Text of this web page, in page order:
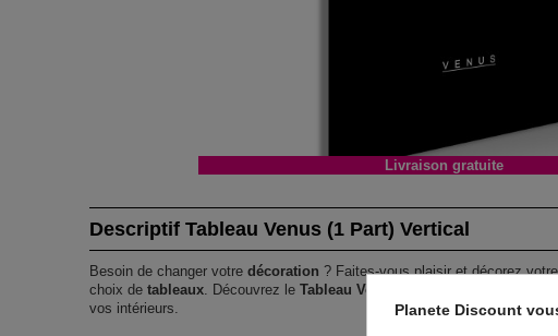
Livraison gratuite
Descriptif Tableau Venus (1 Part) Vertical
Besoin de changer votredécoration ? Faites-vous plaisir et décorez
choix detableaux . Découvrez leTableau Venus (1 Part) Vertical
vos intérieurs.
Planete Discount